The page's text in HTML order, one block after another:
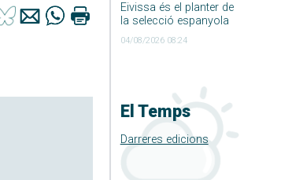
Eivissa és el planter de
la selecció espanyola
04/08/2026 08:24
El Temps
Darreres edicions